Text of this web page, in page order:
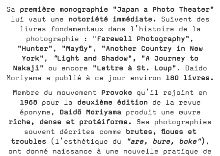
Sa première monographie "Japan a Photo Theater"
lui vaut une notoriété immédiate.
Suivent des
livres fondamentaux dans l’histoire de la
photographie : "Farewell Photography" ,
"Hunter" , "Mayfly" ,
"Another Country in New
York" , "Light and Shadow",
"A Journey to
Nakaji" ou encore "Lettre à St. Loup" . Daido
Moriyama a publié à ce jour environ 180 livres.
Membre du mouvement Provoke qu’il rejoint en
1968 pour la deuxième édition
de la revue
éponyme, Daidõ Moriyamaproduit une œuvre
riche, dense et protéiforme.
Ses photographies
souvent décrites comme brutes, floues et
troubles(l’esthétique du "are, bure, boke") ,
ont donné naissance à une nouvelle pratique de